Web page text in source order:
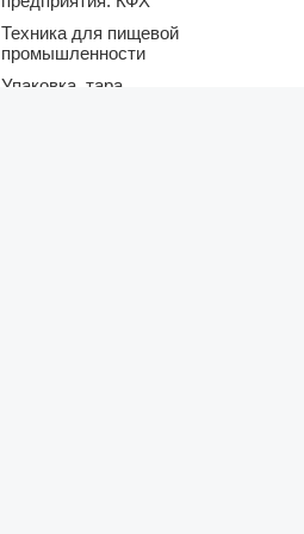
Техника для пищевой
промышленности
Упаковка, тара